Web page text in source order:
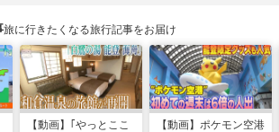
旅に行きたくなる旅行記事をお届け
【動画】｢やっとここ 【動画】ポケモン空港